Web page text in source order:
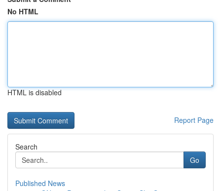
No HTML
HTML is disabled
Report Page
Search
Go
Published News